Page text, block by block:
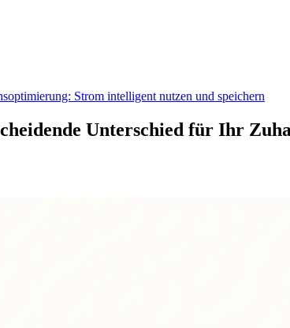
Strom intelligent nutzen und speichern
Unterschied für Ihr